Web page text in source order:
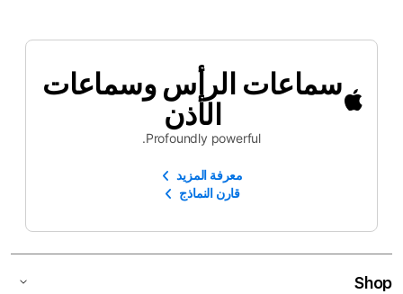
سماعات الرأس وسماعات
الأذن
Profoundly powerful.
معرفة المزيد
قارن النماذج
Shop